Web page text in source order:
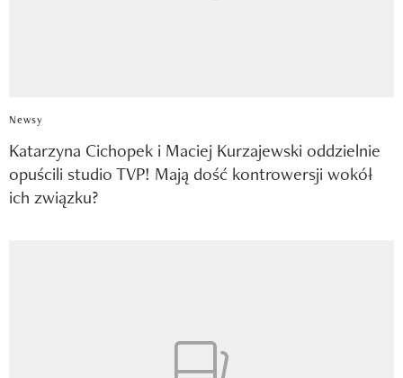
Newsy
Katarzyna Cichopek i Maciej Kurzajewski oddzielnie
opuścili studio TVP! Mają dość kontrowersji wokół
ich związku?